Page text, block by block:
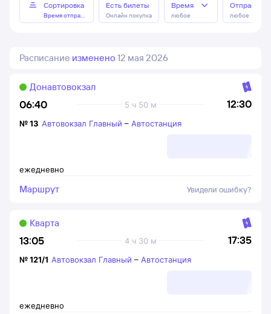
Сортировка
Время отправления
Есть билеты
Онлайн покупка
Время
любое любое
Расписание изменено 12 мая 2026
06:40 12:30
5 ч 50 м
Донавтовокзал
ежедневно
№13 Автовокзал Главный – Автостанция
Маршрут Увидели ошибку?
13:05 17:35
4 ч 30 м
Кварта
ежедневно
№121/1 Автовокзал Главный – Автостанция